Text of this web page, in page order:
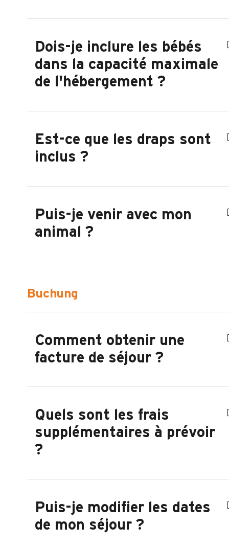
Dois-je inclure les bébés
dans la capacité maximale
de l'hébergement ?
Est-ce que les draps sont
inclus ?
Puis-je venir avec mon
animal ?
Buchung
Comment obtenir une
facture de séjour ?
Quels sont les frais
supplémentaires à prévoir
?
Puis-je modifier les dates
de mon séjour ?